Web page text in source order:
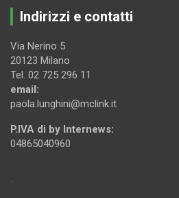
Indirizzi e contatti
Via Nerino 5
20123 Milano
Tel. 02 725 296 11
email:
paola.lunghini@mclink.it
P.IVA di by Internews:
04865040960
.